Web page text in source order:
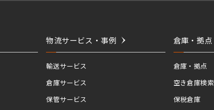
物流サービス・事例
輸送サービス
倉庫サービス
保管サービス
倉庫・拠点
倉庫・拠点
空き倉庫検索
保税倉庫